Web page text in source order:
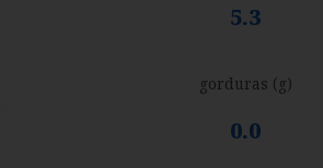
5.3
gorduras (g)
0.0